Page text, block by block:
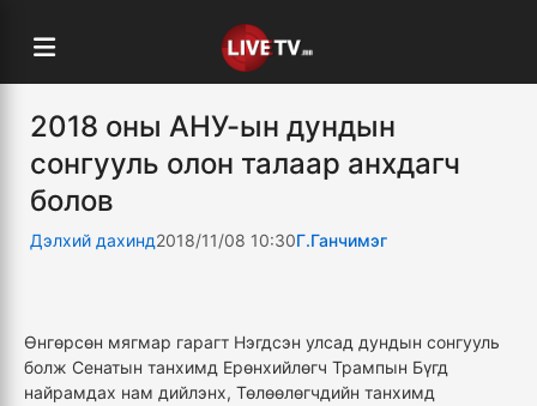
2018 оны АНУ-ын дундын
сонгууль олон талаар анхдагч
болов
Дэлхий дахинд2018/11/08 10:30Г.Ганчимэг
Өнгөрсөн мягмар гарагт Нэгдсэн улсад дундын сонгууль
болж Сенатын танхимд Ерөнхийлөгч Трампын Бүгд
найрамдах нам дийлэнх, Төлөөлөгчдийн танхимд